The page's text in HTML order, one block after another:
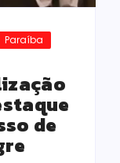
Paraíba
de